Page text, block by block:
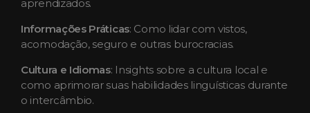
aprendizados.
Informações Práticas: Como lidar com vistos,
acomodação, seguro e outras burocracias.
Cultura e Idiomas: Insights sobre a cultura local e
como aprimorar suas habilidades linguísticas durante
o intercâmbio.